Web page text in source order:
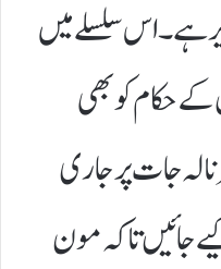
ہے۔ اس سلسلے میں
کے حکام کو بھی
جات پر جاری
جائیں تاکہ مون